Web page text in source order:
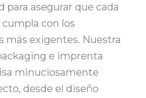
para asegurar que cada
con los
más exigentes. Nuestra
e imprenta
minuciosamente
desde el diseño